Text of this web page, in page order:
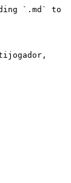
`.md` to